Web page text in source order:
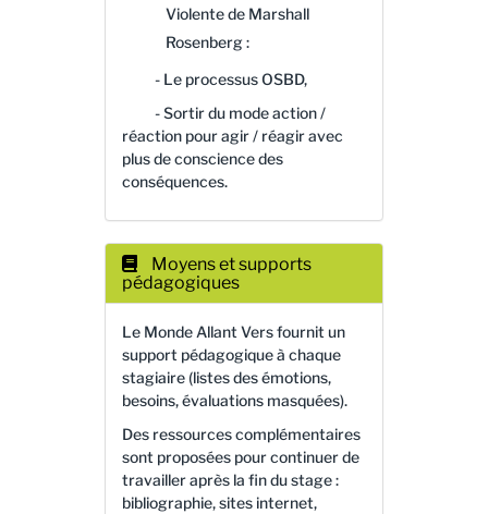
Violente de Marshall
Rosenberg :
- Le processus OSBD,
- Sortir du mode action /
réaction pour agir / réagir avec
plus de conscience des
conséquences.
Moyens et supports
pédagogiques
Le Monde Allant Vers fournit un
support pédagogique à chaque
stagiaire (listes des émotions,
besoins, évaluations masquées).
Des ressources complémentaires
sont proposées pour continuer de
travailler après la fin du stage :
bibliographie, sites internet,